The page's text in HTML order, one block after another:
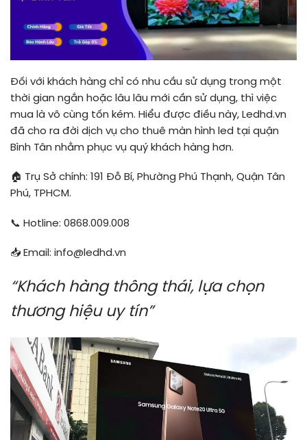
Đối với khách hàng chỉ có nhu cầu sử dụng trong một
thời gian ngắn hoặc lâu lâu mới cần sử dụng, thì việc
mua là vô cùng tốn kém. Hiểu được điều này, Ledhd.vn
đã cho ra đời dịch vụ cho thuê màn hình led tại quận
Bình Tân nhằm phục vụ quý khách hàng hơn.
🏠 Trụ Sở chính: 191 Đỗ Bí, Phường Phú Thạnh, Quận Tân
Phú, TPHCM.
📞 Hotline: 0868.009.008
📥 Email: info@ledhd.vn
“Khách hàng thông thái, lựa chọn
thương hiệu uy tín”